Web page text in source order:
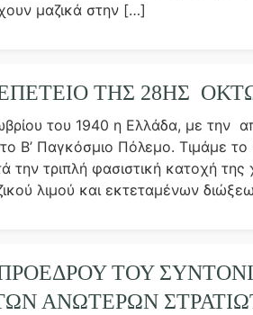
μαζικά στην […]
ΤΗΣ 28ΗΣ
του 1940 η Ελλάδα, με την
Β’ Παγκόσμιο Πόλεμο. Τιμάμε το
την τριπλή φασιστική κατοχή
λιμού και εκτεταμένων
ΤΟΥ
ΑΝΩΤΈΡΩΝ